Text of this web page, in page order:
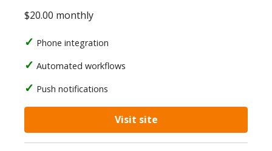
$20.00 monthly
Phone integration
Automated workflows
Push notifications
Visit site